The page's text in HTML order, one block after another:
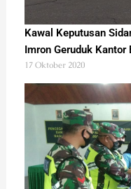
Kawal Keputusan
Imron Geruduk
17 Oktober 2020